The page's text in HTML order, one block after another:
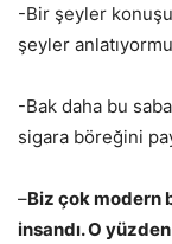
-Bir şeyler
şeyler
-Bak daha bu
sigara böreğini
–Biz çok modern
insandı. O